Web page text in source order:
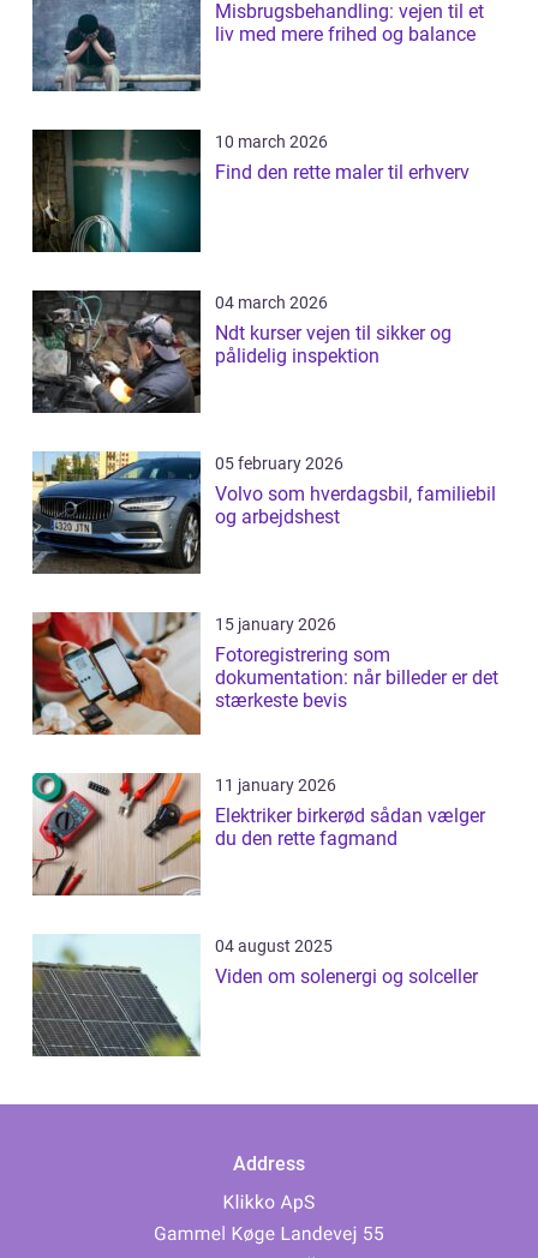
Misbrugsbehandling: vejen til et
liv med mere frihed og balance
10 march 2026
Find den rette maler til erhverv
04 march 2026
Ndt kurser vejen til sikker og
pålidelig inspektion
05 february 2026
Volvo som hverdagsbil, familiebil
og arbejdshest
15 january 2026
Fotoregistrering som
dokumentation: når billeder er det
stærkeste bevis
11 january 2026
Elektriker birkerød sådan vælger
du den rette fagmand
04 august 2025
Viden om solenergi og solceller
Address